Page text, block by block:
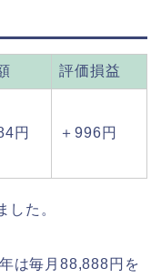
評価損益
円 ＋996円
した。
は毎月88,888円を